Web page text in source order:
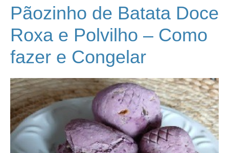
Pãozinho de Batata Doce
Roxa e Polvilho – Como
fazer e Congelar